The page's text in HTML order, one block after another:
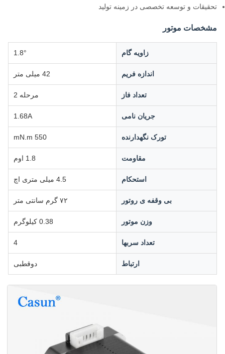
تحقیقات و توسعه تخصصی در زمینه تولید
مشخصات موتور
زاویه گام 1.8°
اندازه فریم 42 میلی متر
تعداد فاز مرحله 2
جریان نامی 1.68A
تورک نگهدارنده 550 mN.m
مقاومت 1.8 اوم
استحکام 4.5 میلی متری اچ
بی وقفه ی روتور ۷۲ گرم سانتی متر
وزن موتور 0.38 کیلوگرم
تعداد سربها 4
ارتباط دوقطبی